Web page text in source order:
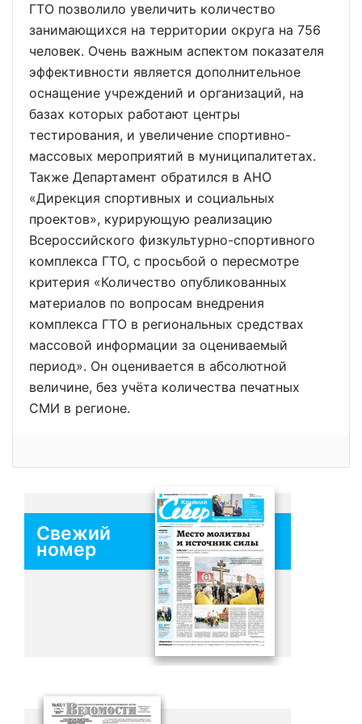
ГТО позволило увеличить количество
занимающихся на территории округа на 756
человек. Очень важным аспектом показателя
эффективности является дополнительное
оснащение учреждений и организаций, на
базах которых работают центры
тестирования, и увеличение спортивно-
массовых мероприятий в муниципалитетах.
Также Департамент обратился в АНО
«Дирекция спортивных и социальных
проектов», курирующую реализацию
Всероссийского физкультурно-спортивного
комплекса ГТО, с просьбой о пересмотре
критерия «Количество опубликованных
материалов по вопросам внедрения
комплекса ГТО в региональных средствах
массовой информации за оцениваемый
период». Он оценивается в абсолютной
величине, без учёта количества печатных
СМИ в регионе.
Свежий
номер